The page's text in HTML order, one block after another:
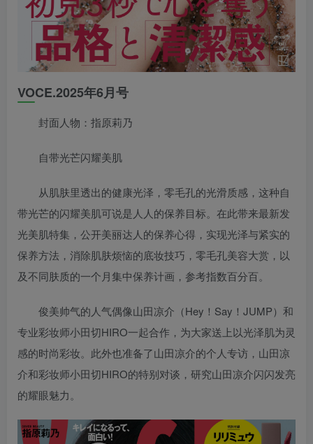
VOCE.2025年6月号
封面人物：指原莉乃
自带光芒闪耀美肌
从肌肤里透出的健康光泽，零毛孔的光滑质感，这种自
带光芒的闪耀美肌可说是人人的保养目标。在此带来最新发
光美肌特集，公开美丽达人的保养心得，实现光泽与紧实的
保养方法，消除肌肤烦恼的底妆技巧，零毛孔美容大赏，以
及不同肤质的一个月集中保养计画，参考指数百分百。
俊美帅气的人气偶像山田凉介（Hey！Say！JUMP）和
专业彩妆师小田切HIRO一起合作，为大家送上以光泽肌为灵
感的时尚彩妆。此外也准备了山田凉介的个人专访，山田凉
介和彩妆师小田切HIRO的特别对谈，研究山田凉介闪闪发亮
的耀眼魅力。